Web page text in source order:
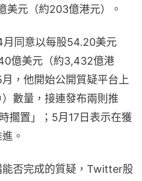
美元（約203億港元）。
同意以每股54.20美元
億美元（約3,432億港
，他開始公開質疑平台上
數量，接連發布兩則推
擱置」；5月17日表示在獲
。
否完成的質疑，Twitter股